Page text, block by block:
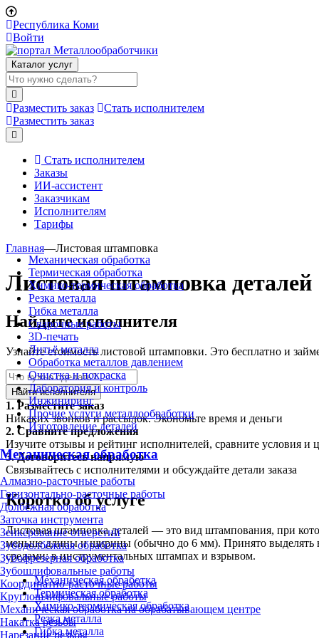
Республика Коми
Войти
Каталог услуг
Разместить заказ
Стать исполнителем
Разместить заказ
Стать исполнителем
Заказы
ИИ-ассистент
Заказчикам
Исполнителям
Тарифы
Механическая обработка
Термическая обработка
Химико-термическая обработка
Резка металла
Гибка металла
Сварочные работы
3D-печать
Литьё металла
Обработка металлов давлением
Очистка и покраска
Лаборатория и контроль
Инжиниринг
Прочие услуги металлообработки
Изготовление деталей
Механическая обработка
Алмазно-расточные работы
Горизонтально-расточные работы
Долбёжная обработка
Заточка инструмента
Зенкерование отверстий
Зубодолбёжная обработка
Зубофрезерная обработка
Зубошлифовальные работы
Координатно-расточные работы
Круглошлифовальные работы
Механическая обработка на обрабатывающем центре
Накатка резьбы
Нарезание резьбы
Главная—Листовая штамповка
Листовая штамповка деталей
Найдите исполнителя
Узнайте стоимость листовой штамповки. Это бесплатно и
Найти исполнителя
1. Разместите заказ
Никаких звонков и рассылок. Экономьте время и деньги
2. Сравните предложения
Изучите отзывы и рейтинг исполнителей, сравните условия и
3.Договоритесь напрямую
Связывайтесь с исполнителями и обсуждайте детали заказа
Коротко об услуге
Листовая штамповка деталей — это вид штампования, при
меньше длины и ширины (обычно до 6 мм). Принято выделять
средами; в инструментальных штампах и взрывом.
Механическая обработка
Термическая обработка
Химико-термическая обработка
Резка металла
Гибка металла